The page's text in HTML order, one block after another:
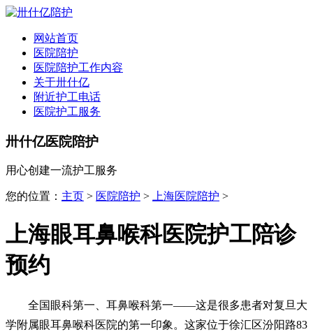
网站首页
医院陪护
医院陪护工作内容
关于卅什亿
附近护工电话
医院护工服务
卅什亿医院陪护
用心创建一流护工服务
您的位置： 主页 > 医院陪护 > 上海医院陪护 >
上海眼耳鼻喉科医院护工陪诊
预约
全国眼科第一、耳鼻喉科第一——这是很多患者对复旦大
学附属眼耳鼻喉科医院的第一印象。这家位于徐汇区汾阳路83